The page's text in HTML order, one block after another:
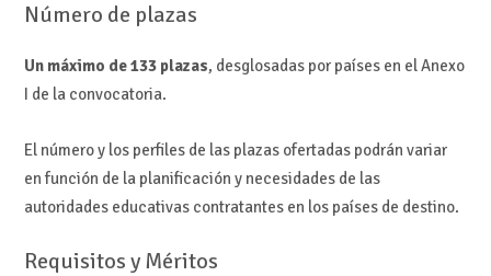
Número de plazas
Un máximo de 133 plazas, desglosadas por países en el Anexo
I de la convocatoria.
El número y los perfiles de las plazas ofertadas podrán variar
en función de la planificación y necesidades de las
autoridades educativas contratantes en los países de destino.
Requisitos y Méritos